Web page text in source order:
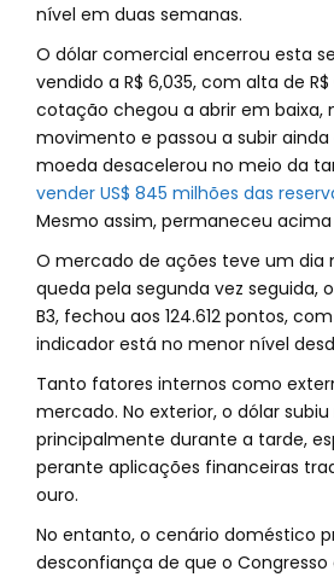
nível em duas semanas.
O dólar comercial encerrou esta
vendido a R$ 6,035, com alta de
cotação chegou a abrir em baixa,
movimento e passou a subir
moeda desacelerou no meio da
vender US$ 845 milhões das
Mesmo assim, permaneceu acima
O mercado de ações teve um dia
queda pela segunda vez seguida,
B3, fechou aos 124.612 pontos, com
indicador está no menor nível
Tanto fatores internos como
mercado. No exterior, o dólar
principalmente durante a tarde,
perante aplicações financeiras
ouro.
No entanto, o cenário doméstico
desconfiança de que o Congresso